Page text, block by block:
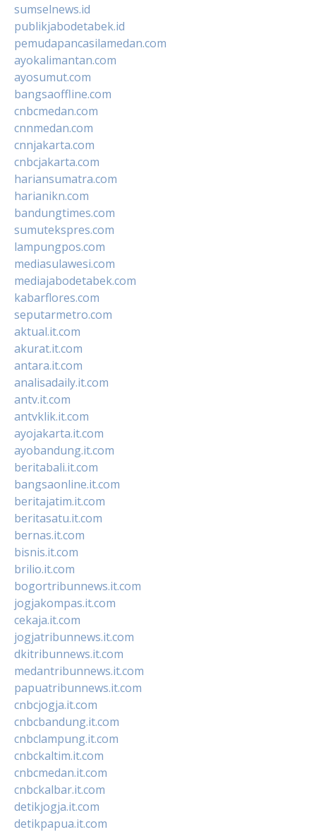
sumselnews.id
publikjabodetabek.id
pemudapancasilamedan.com
ayokalimantan.com
ayosumut.com
bangsaoffline.com
cnbcmedan.com
cnnmedan.com
cnnjakarta.com
cnbcjakarta.com
hariansumatra.com
harianikn.com
bandungtimes.com
sumutekspres.com
lampungpos.com
mediasulawesi.com
mediajabodetabek.com
kabarflores.com
seputarmetro.com
aktual.it.com
akurat.it.com
antara.it.com
analisadaily.it.com
antv.it.com
antvklik.it.com
ayojakarta.it.com
ayobandung.it.com
beritabali.it.com
bangsaonline.it.com
beritajatim.it.com
beritasatu.it.com
bernas.it.com
bisnis.it.com
brilio.it.com
bogortribunnews.it.com
jogjakompas.it.com
cekaja.it.com
jogjatribunnews.it.com
dkitribunnews.it.com
medantribunnews.it.com
papuatribunnews.it.com
cnbcjogja.it.com
cnbcbandung.it.com
cnbclampung.it.com
cnbckaltim.it.com
cnbcmedan.it.com
cnbckalbar.it.com
detikjogja.it.com
detikpapua.it.com